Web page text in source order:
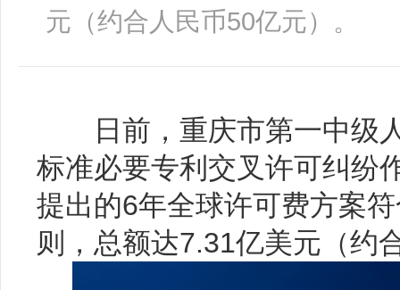
元（约合人民币50亿元）。
日前，重庆市第一中级
标准必要专利交叉许可纠纷
提出的6年全球许可费方案
则，总额达7.31亿美元（约